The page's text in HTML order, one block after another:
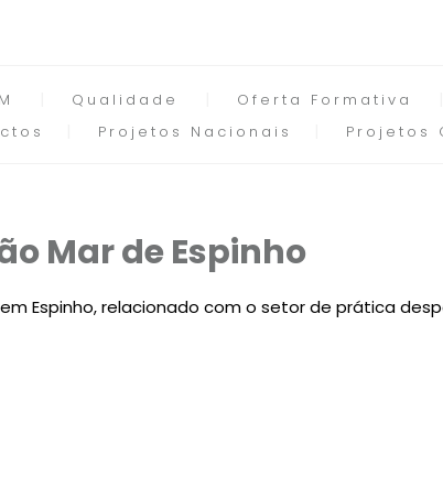
Qualidade Oferta Formativa
Projetos Nacionais Projetos
Mar de Espinho
Espinho, relacionado com o setor de prática